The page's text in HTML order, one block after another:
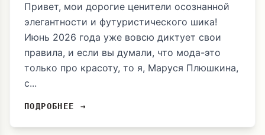
Привет, мои дорогие ценители осознанной
элегантности и футуристического шика!
Июнь 2026 года уже вовсю диктует свои
правила, и если вы думали, что мода-это
только про красоту, то я, Маруся Плюшкина,
с...
ПОДРОБНЕЕ →